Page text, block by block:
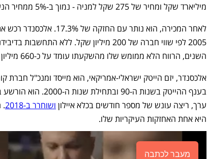
מיליארד שקל ומחיר של 275 שקל למניה - נמוך ב-5% ממחיר הנעילה של המניה היום.
השנים, הרווח הלא ממומש שלו מהשקעתו עומד על כ-660 מיליון שקל.
ערך, ריצה עונש של מספר חודשים בכלא איילון ושוחרר ב-2018
היא אחת האחזקות העיקריות שלו.
מעבר לכתבה